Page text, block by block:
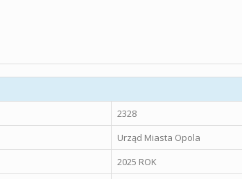
2328
Urząd Miasta Opola
2025 ROK